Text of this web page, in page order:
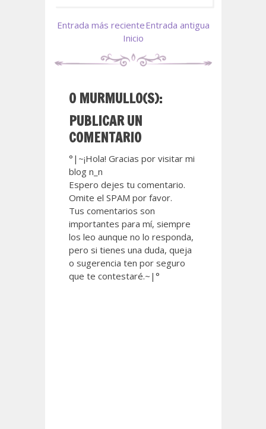
Entrada más recienteEntrada antigua
Inicio
0 MURMULLO(S):
PUBLICAR UN
COMENTARIO
°|~¡Hola! Gracias por visitar mi
blog n_n
Espero dejes tu comentario.
Omite el SPAM por favor.
Tus comentarios son
importantes para mí, siempre
los leo aunque no lo responda,
pero si tienes una duda, queja
o sugerencia ten por seguro
que te contestaré.~|°